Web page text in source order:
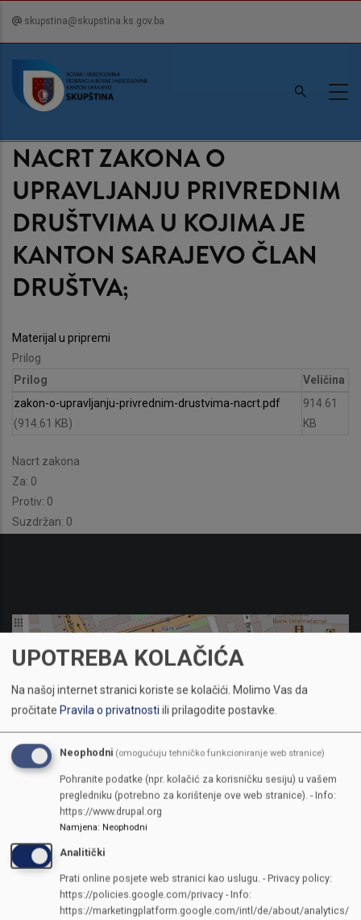
content
skupstina@skupstina.ks.gov.ba
NACRT ZAKONA O
UPRAVLJANJU PRIVREDNIM
DRUŠTVIMA U KOJIMA JE
KANTON SARAJEVO ČLAN
DRUŠTVA;
Materijal u pripremi
Prilog
Prilog
Veličina
zakon-o-upravljanju-privrednim-drustvima-nacrt.pdf
(914.61 KB)
914.61
KB
Nacrt zakona
Za: 0
Protiv: 0
Suzdržan: 0
KONTAKTI
SKUPŠTINA
UPOTREBA KOLAČIĆA
Na našoj internet stranici koriste se kolačići. Molimo Vas da
pročitate Pravila o privatnostiili prilagodite postavke.
Neophodni (omogućuju tehničko funkcioniranje web stranice)
Pohranite podatke (npr. kolačić za korisničku sesiju) u vašem
pregledniku (potrebno za korištenje ove web stranice). - Info:
https://www.drupal.org
Namjena: Neophodni
Analitički
Prati online posjete web stranici kao uslugu. - Privacy policy:
https://policies.google.com/privacy - Info:
https://marketingplatform.google.com/intl/de/about/analytics/